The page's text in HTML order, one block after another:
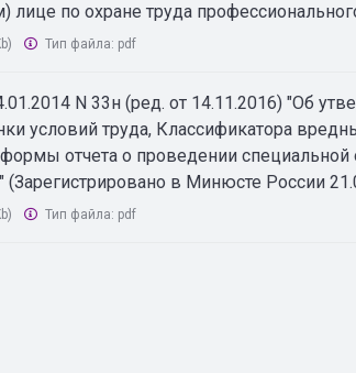
по охране труда
Тип файла: pdf
N 33н (ред. от 14.11.2016) "Об
условий труда, Классификатора
отчета о проведении специальной
в Минюсте России
Тип файла: pdf